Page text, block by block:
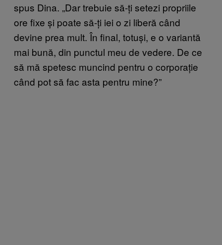
spus Dina. „Dar trebuie să-ți setezi propriile
ore fixe și poate să-ți iei o zi liberă când
devine prea mult. În final, totuși, e o variantă
mai bună, din punctul meu de vedere. De ce
să mă spetesc muncind pentru o corporație
când pot să fac asta pentru mine?”